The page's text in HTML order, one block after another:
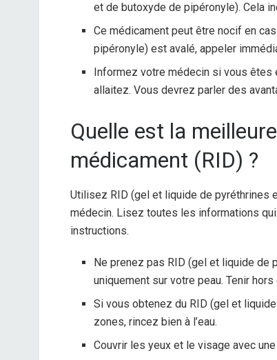
et de butoxyde de pipéronyle). Cela
Ce médicament peut être nocif en
pipéronyle) est avalé, appeler
Informez votre médecin si vous
allaitez. Vous devrez parler des
Quelle est la
médicament (RID) ?
Utilisez RID (gel et liquide de pyréthrines
médecin. Lisez toutes les informations
instructions.
Ne prenez pas RID (gel et liquide de
uniquement sur votre peau. Tenir
Si vous obtenez du RID (gel et
zones, rincez bien à l’eau.
Couvrir les yeux et le visage avec